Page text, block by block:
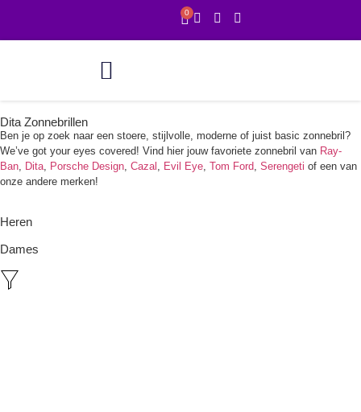
0
Dita Zonnebrillen
Ben je op zoek naar een stoere, stijlvolle, moderne of juist basic zonnebril?
We’ve got your eyes covered! Vind hier jouw favoriete zonnebril van Ray-
Ban, Dita, Porsche Design, Cazal , Evil Eye, Tom Ford, Serengeti of een van
onze andere merken!
Heren
Dames